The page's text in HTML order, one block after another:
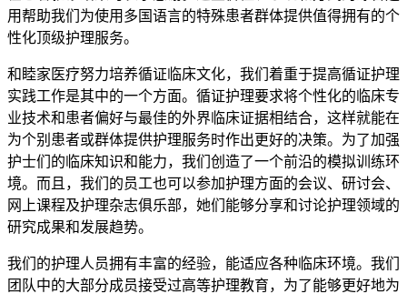
用帮助我们为使用多国语言的特殊患者群体提供值得拥有的个
性化顶级护理服务。
和睦家医疗努力培养循证临床文化，我们着重于提高循证护理
实践工作是其中的一个方面。循证护理要求将个性化的临床专
业技术和患者偏好与最佳的外界临床证据相结合，这样就能在
为个别患者或群体提供护理服务时作出更好的决策。为了加强
护士们的临床知识和能力，我们创造了一个前沿的模拟训练环
境。而且，我们的员工也可以参加护理方面的会议、研讨会、
网上课程及护理杂志俱乐部，她们能够分享和讨论护理领域的
研究成果和发展趋势。
我们的护理人员拥有丰富的经验，能适应各种临床环境。我们
团队中的大部分成员接受过高等护理教育，为了能够更好地为